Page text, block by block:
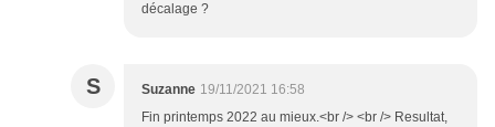
décalage ?
S Suzanne 19/11/2021 16:58
Fin printemps 2022 au mieux.<br /> <br /> Resultat,